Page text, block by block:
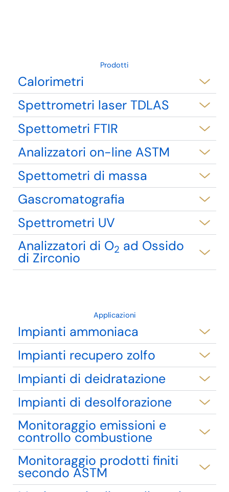
Prodotti
Calorimetri
Spettrometri laser TDLAS
Spettometri FTIR
Analizzatori on-line ASTM
Spettometri di massa
Gascromatografia
Spettrometri UV
Analizzatori di O2 ad Ossido
di Zirconio
Applicazioni
Impianti ammoniaca
Impianti recupero zolfo
Impianti di deidratazione
Impianti di desolforazione
Monitoraggio emissioni e
controllo combustione
Monitoraggio prodotti finiti
secondo ASTM